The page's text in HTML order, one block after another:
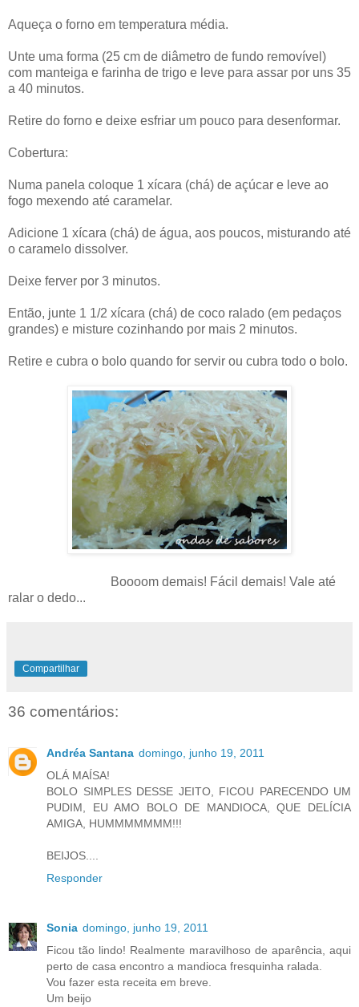
Aqueça o forno em temperatura média.
Unte uma forma (25 cm de diâmetro de fundo removível)
com manteiga e farinha de trigo e leve para assar por uns 35
a 40 minutos.
Retire do forno e deixe esfriar um pouco para desenformar.
Cobertura:
Numa panela coloque 1 xícara (chá) de açúcar e leve ao
fogo mexendo até caramelar.
Adicione 1 xícara (chá) de água, aos poucos, misturando até
o caramelo dissolver.
Deixe ferver por 3 minutos.
Então, junte 1 1/2 xícara (chá) de coco ralado (em pedaços
grandes) e misture cozinhando por mais 2 minutos.
Retire e cubra o bolo quando for servir ou cubra todo o bolo.
Boooom demais! Fácil demais! Vale até
ralar o dedo...
Compartilhar
36 comentários:
Andréa Santana domingo, junho 19, 2011
OLÁ MAÍSA!
BOLO SIMPLES DESSE JEITO, FICOU PARECENDO UM
PUDIM, EU AMO BOLO DE MANDIOCA, QUE DELÍCIA
AMIGA, HUMMMMMMM!!!
BEIJOS....
Responder
Sonia domingo, junho 19, 2011
Ficou tão lindo! Realmente maravilhoso de aparência, aqui
perto de casa encontro a mandioca fresquinha ralada.
Vou fazer esta receita em breve.
Um beijo